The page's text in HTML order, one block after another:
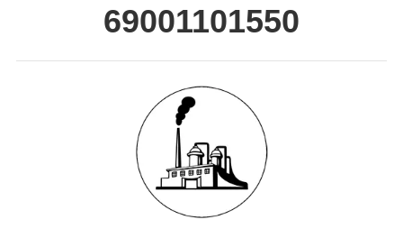
69001101550